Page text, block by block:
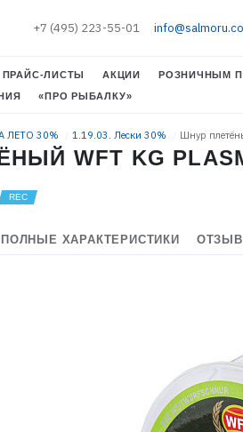
+7 (495) 223-55-01
ПРАЙС-ЛИСТЫ АКЦИИ
РОЗНИЧНЫМ
«ПРО РЫБАЛКУ»
ЛЕТО 30% 1.19.03. Лески 30% Шнур
WFT KG
ПОЛНЫЕ ХАРАКТЕРИСТИКИ